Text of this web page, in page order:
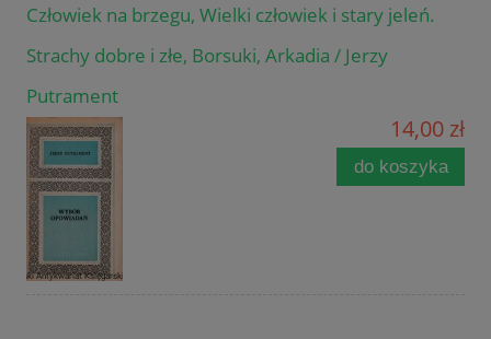
Człowiek na brzegu, Wielki człowiek i stary jeleń.
Strachy dobre i złe, Borsuki, Arkadia / Jerzy
Putrament
14,00 zł
do koszyka